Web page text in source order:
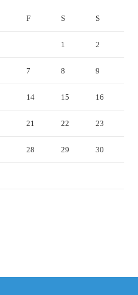
F S S
1 2
7 8 9
14 15 16
21 22 23
28 29 30